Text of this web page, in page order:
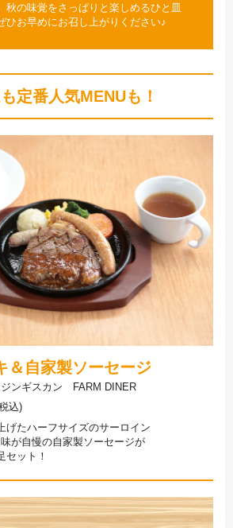
秋の味覚をさっぱりと楽しめるひと皿
ひお早めにお召し上がりください♪
定番人気MENUも！
＆自家製ソーセージ
ジンギスカン FARM DINER
込)
げたハーフサイズのサーロイン
が自慢の自家製ソーセージが
セット！